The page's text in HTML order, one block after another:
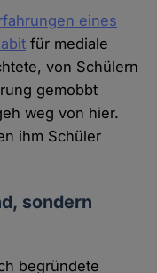
eines
für mediale
von Schülern
gemobbt
weg von hier.
ihm Schüler
sondern
begründete